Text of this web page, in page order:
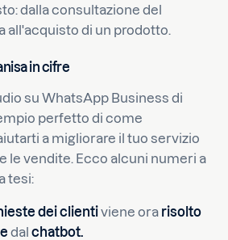
dalla consultazione del
all'acquisto di un prodotto.
in cifre
su WhatsApp Business di
perfetto di come
a migliorare il tuo servizio
le vendite. Ecco alcuni numeri a
tesi:
dei clientiviene ora risolto
dal chatbot.